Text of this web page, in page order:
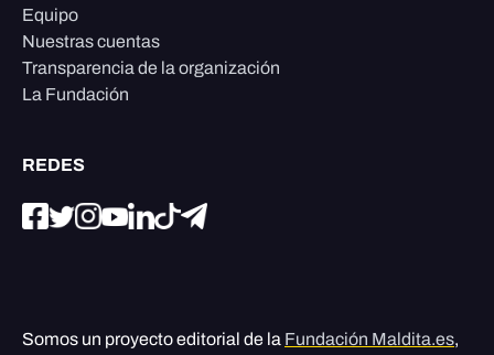
Equipo
Nuestras cuentas
Transparencia de la organización
La Fundación
REDES
Somos un proyecto editorial de la Fundación Maldita.es,